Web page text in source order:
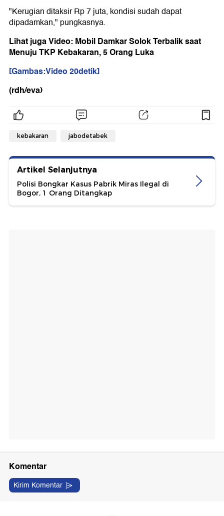
"Kerugian ditaksir Rp 7 juta, kondisi sudah dapat
dipadamkan," pungkasnya.
Lihat juga Video: Mobil Damkar Solok Terbalik saat
Menuju TKP Kebakaran, 5 Orang Luka
[Gambas:Video 20detik]
(rdh/eva)
kebakaran jabodetabek
Artikel Selanjutnya
Polisi Bongkar Kasus Pabrik Miras Ilegal di
Bogor, 1 Orang Ditangkap